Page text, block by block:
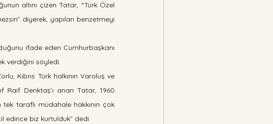
altını çizen Tatar, “Türk Özel
diyerek, yapılan benzetmeyi
ifade eden Cumhurbaşkanı
verdiğini söyledi.
Kıbrıs Türk halkının Varoluş ve
Raif Denktaş’ı anan Tatar, 1960
taraflı müdahale hakkının çok
edince biz kurtulduk” dedi.